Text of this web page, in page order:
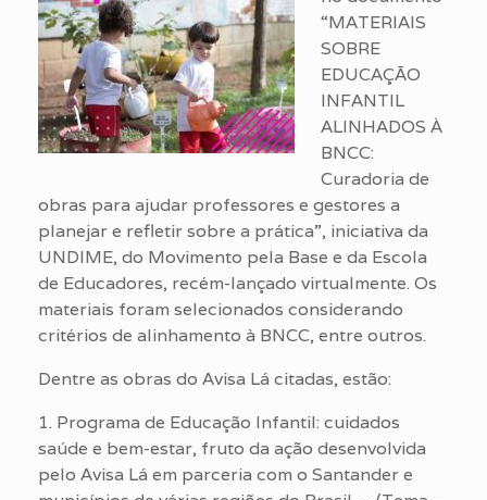
“MATERIAIS
SOBRE
EDUCAÇÃO
INFANTIL
ALINHADOS À
BNCC:
Curadoria de
obras para ajudar professores e gestores a
planejar e refletir sobre a prática”, iniciativa da
UNDIME, do Movimento pela Base e da Escola
de Educadores, recém-lançado virtualmente. Os
materiais foram selecionados considerando
critérios de alinhamento à BNCC, entre outros.
Dentre as obras do Avisa Lá citadas, estão:
1. Programa de Educação Infantil: cuidados
saúde e bem-estar, fruto da ação desenvolvida
pelo Avisa Lá em parceria com o Santander e